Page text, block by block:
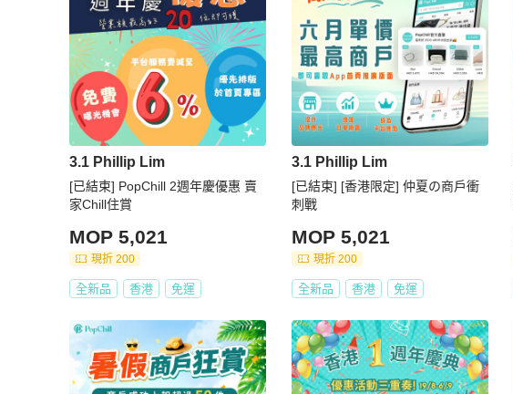
3.1 Phillip Lim
[已結束] PopChill 2週年慶優惠 賣
家Chill住賞
MOP 5,021
現折 200
全新品 香港 免運
3.1 Phillip Lim
[已結束] [香港限定] 仲夏の商戶衝
刺戰
MOP 5,021
現折 200
全新品 香港 免運